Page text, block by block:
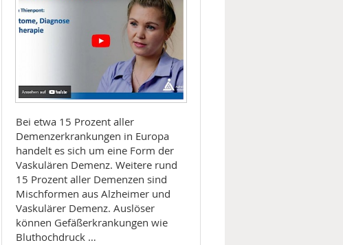
Bei etwa 15 Prozent aller
Demenzerkrankungen in Europa
handelt es sich um eine Form der
Vaskulären Demenz. Weitere rund
15 Prozent aller Demenzen sind
Mischformen aus Alzheimer und
Vaskulärer Demenz. Auslöser
können Gefäßerkrankungen wie
Bluthochdruck …